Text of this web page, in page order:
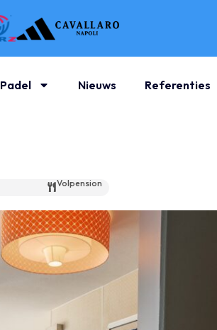
Padel Nieuws Referenties
Volpension